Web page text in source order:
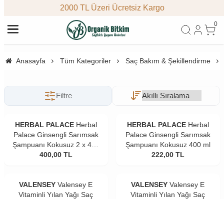
2000 TL Üzeri Ücretsiz Kargo
0
Anasayfa Tüm Kategoriler Saç Bakım & Şekillendirme
Filtre
HERBAL PALACE Herbal
Palace Ginsengli Sarımsak
Şampuanı Kokusuz 2 x 400
ml
400,00 TL
HERBAL PALACE Herbal
Palace Ginsengli Sarımsak
Şampuanı Kokusuz 400 ml
222,00 TL
VALENSEY Valensey E
Vitaminli Yılan Yağı Saç
VALENSEY Valensey E
Vitaminli Yılan Yağı Saç